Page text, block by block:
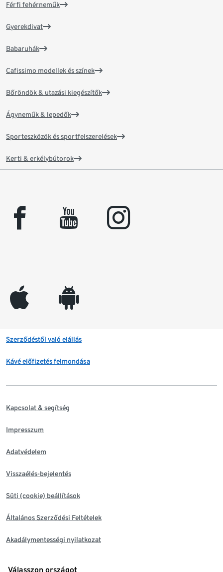
Férfi fehérneműk
Gyerekdivat
Babaruhák
Cafissimo modellek és színek
Bőröndök & utazási kiegészítők
Ágyneműk & lepedők
Sporteszközök és sportfelszerelések
Kerti & erkélybútorok
facebook youtube instagram
appleinc android
Szerződéstől való elállás
Kávé előfizetés felmondása
Kapcsolat & segítség
Impresszum
Adatvédelem
Visszaélés-bejelentés
Süti (cookie) beállítások
Általános Szerződési Feltételek
Akadálymentességi nyilatkozat
Válasszon országot